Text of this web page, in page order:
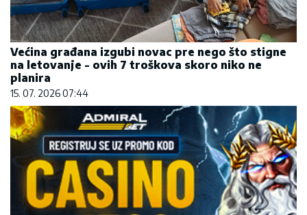
Većina građana izgubi novac pre nego što stigne
na letovanje - ovih 7 troškova skoro niko ne
planira
15. 07. 2026 07:44